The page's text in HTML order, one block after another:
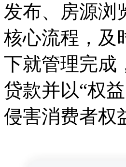
发布、房源浏
核心流程，及
下就管理完成
贷款并以“权
侵害消费者权